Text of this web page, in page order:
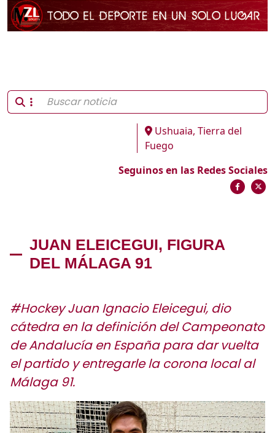
Ushuaia, Tierra del
Fuego
Seguinos en las Redes Sociales
JUAN ELEICEGUI, FIGURA
DEL MÁLAGA 91
#Hockey Juan Ignacio Eleicegui, dio
cátedra en la definición del Campeonato
de Andalucía en España para dar vuelta
el partido y entregarle la corona local al
Málaga 91.